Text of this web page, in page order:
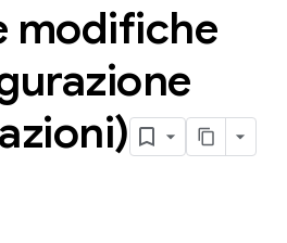
modifiche